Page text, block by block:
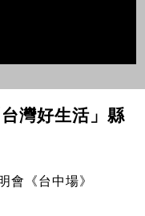
灣好生活」縣
會《台中場》